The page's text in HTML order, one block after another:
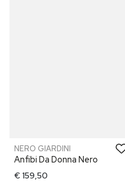
NERO GIARDINI
Anfibi Da Donna Nero
€ 159,50